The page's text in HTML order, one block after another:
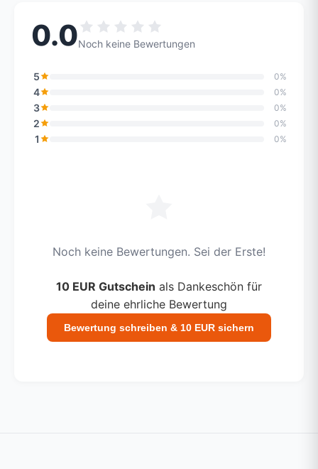
0.0Noch keine Bewertungen
5 0%
4 0%
3 0%
2 0%
1 0%
Noch keine Bewertungen. Sei der Erste!
10 EUR Gutschein als Dankeschön für
deine ehrliche Bewertung
Bewertung schreiben & 10 EUR sichern